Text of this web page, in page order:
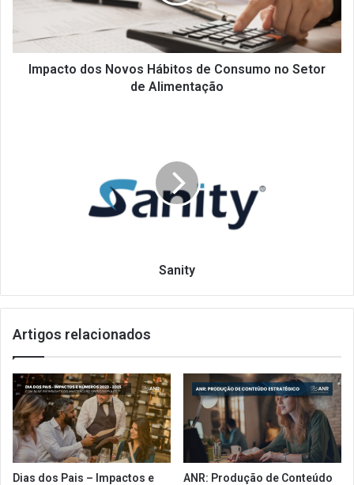
Setor
de
Alimentação
Impacto dos Novos Hábitos de Consumo no Setor
de Alimentação
Sanity
Artigos relacionados
Dias dos Pais – Impactos e
ANR: Produção de Conteúdo